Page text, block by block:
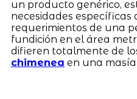
un producto genérico,
necesidades específicas
requerimientos de una
fundición en el área
difieren totalmente de
chimenea en una masía.